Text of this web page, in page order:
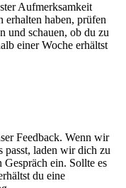
Aufmerksamkeit
erhalten haben, prüfen
und schauen, ob du zu
einer Woche erhältst
Feedback. Wenn wir
passt, laden wir dich zu
ein. Sollte es
du eine